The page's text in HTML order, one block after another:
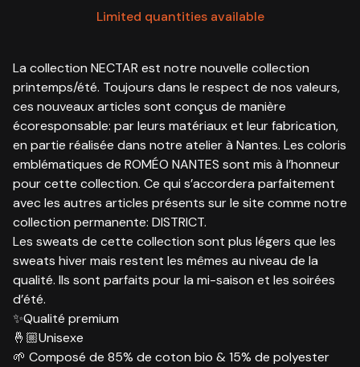
Limited quantities available
La collection NECTAR est notre nouvelle collection
printemps/été. Toujours dans le respect de nos valeurs,
ces nouveaux articles sont conçus de manière
écoresponsable: par leurs matériaux et leur fabrication,
en partie réalisée dans notre atelier à Nantes. Les coloris
emblématiques de ROMÉO NANTES sont mis à l’honneur
pour cette collection. Ce qui s’accordera parfaitement
avec les autres articles présents sur le site comme notre
collection permanente: DISTRICT.
Les sweats de cette collection sont plus légers que les
sweats hiver mais restent les mêmes au niveau de la
qualité. Ils sont parfaits pour la mi-saison et les soirées
d’été.
✨Qualité premium
🤞🏼Unisexe
🌱 Composé de 85% de coton bio & 15% de polyester